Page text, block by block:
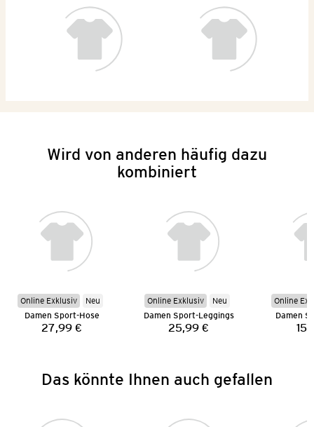
Wird von anderen häufig dazu
kombiniert
Online Exklusiv
Neu
Damen Sport-Hose
Preis:
27,99 €
Online Exklusiv
Neu
Damen Sport-Leggings
Preis:
25,99 €
Online
Damen
Das könnte Ihnen auch gefallen